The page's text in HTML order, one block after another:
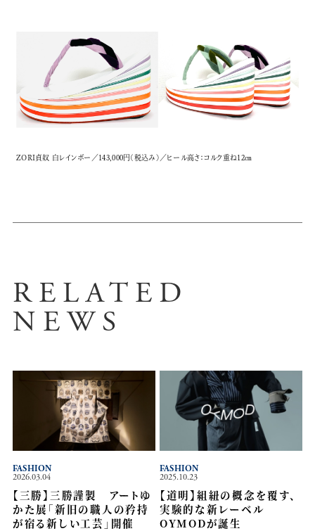
ZORI貞奴 白レインボー／143,000円(税込み)／ヒール高さ：コルク重ね12㎝
RELATED
NEWS
2026.03.04
【三勝】三勝謹製 アートゆ
かた展「新旧の職人の矜持
が宿る新しい工芸」開催
FASHION
2025.10.23
【道明】組紐の概念を覆す、
実験的な新レーベル
OYMODが誕生
FASHION